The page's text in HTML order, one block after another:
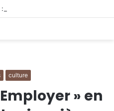
culture
Employer » en